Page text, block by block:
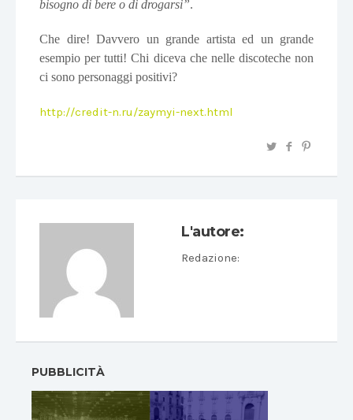
bisogno di bere o di drogarsi”.
Che dire! Davvero un grande artista ed un grande
esempio per tutti! Chi diceva che nelle discoteche non
ci sono personaggi positivi?
http://credit-n.ru/zaymyi-next.html
L'autore:
Redazione:
PUBBLICITÀ